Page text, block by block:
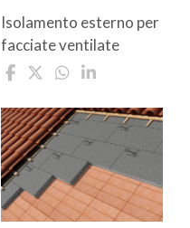
Isolamento esterno per
facciate ventilate